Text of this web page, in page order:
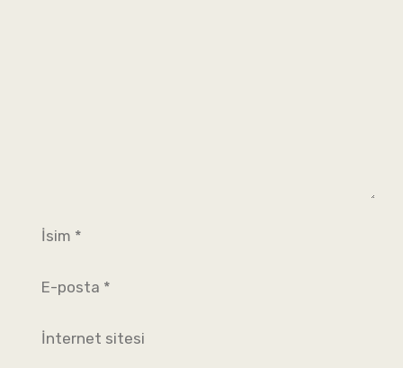
İsim
posta
İnternet